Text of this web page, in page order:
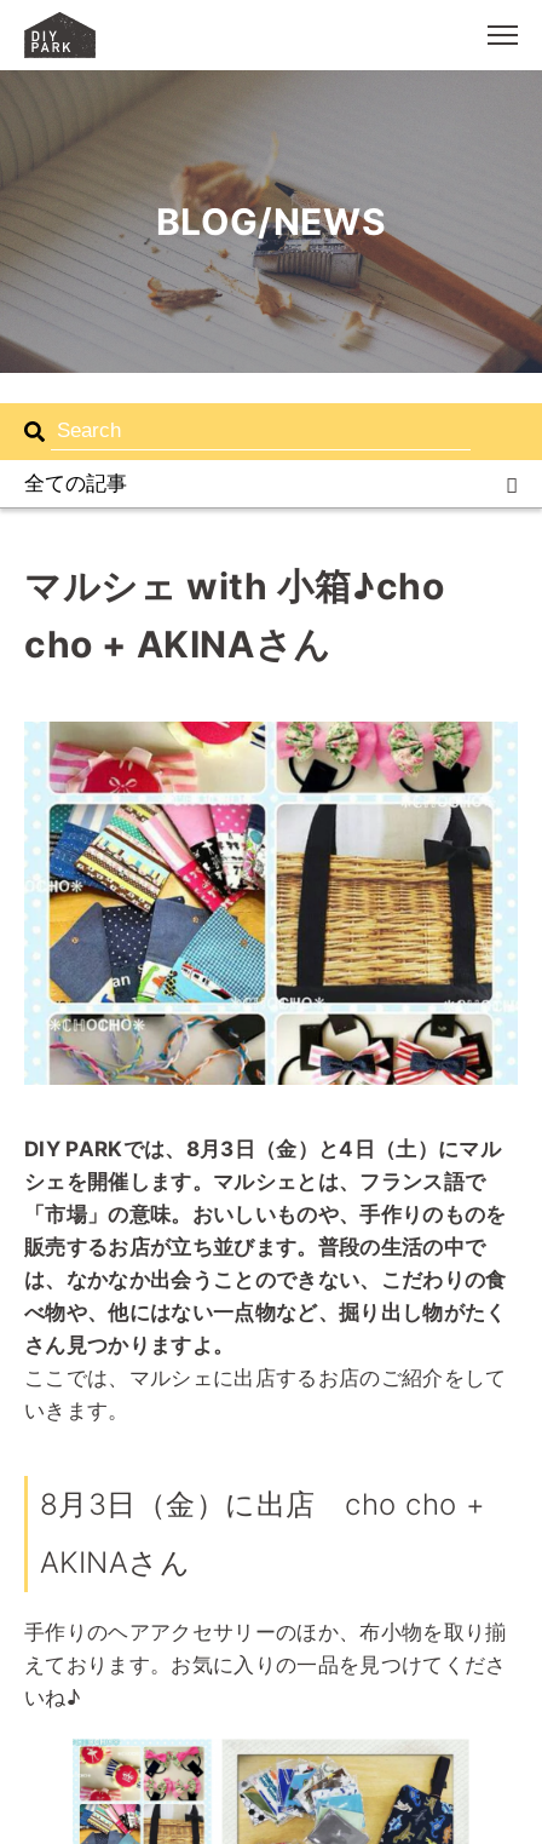
BLOG/NEWS
マルシェ with 小箱♪cho
cho + AKINAさん
DIY PARKでは、8月3日（金）と4日（土）にマル
シェを開催します。マルシェとは、フランス語で
「市場」の意味。おいしいものや、手作りのものを
販売するお店が立ち並びます。普段の生活の中で
は、なかなか出会うことのできない、こだわりの食
べ物や、他にはない一点物など、掘り出し物がたく
さん見つかりますよ。
ここでは、マルシェに出店するお店のご紹介をして
いきます。
8月3日（金）に出店 cho cho +
AKINAさん
手作りのヘアアクセサリーのほか、布小物を取り揃
えております。お気に入りの一品を見つけてくださ
いね♪